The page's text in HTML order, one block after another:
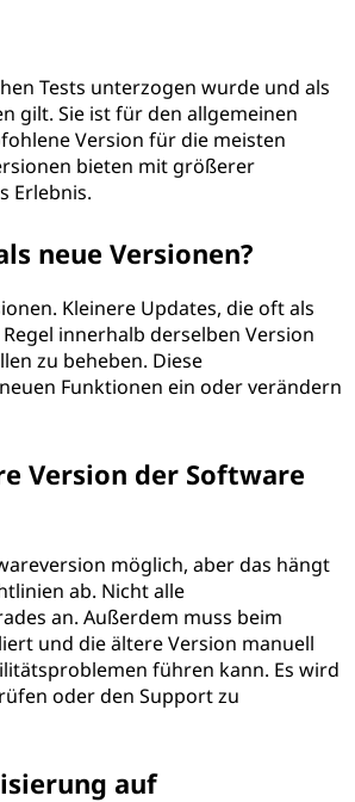
Tests unterzogen wurde und als
gilt. Sie ist für den allgemeinen
Version für die meisten
bieten mit größerer
Erlebnis.
neue Versionen?
Kleinere Updates, die oft als
innerhalb derselben Version
zu beheben. Diese
Funktionen ein oder verändern
Version der Software
möglich, aber das hängt
ab. Nicht alle
an. Außerdem muss beim
und die ältere Version manuell
führen kann. Es wird
oder den Support zu
auf